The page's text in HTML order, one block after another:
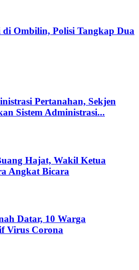
Ombilin, Polisi Tangkap Dua
Pertanahan, Sekjen
Sistem Administrasi...
Hajat, Wakil Ketua
Angkat Bicara
Datar, 10 Warga
Virus Corona